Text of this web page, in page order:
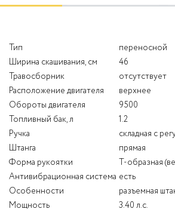
Тип
переносной
Ширина скашивания, см
46
Травосборник
отсутствует
Расположение двигателя
верхнее
Обороты двигателя
9500
Топливный бак, л
1.2
Ручка
складная с
Штанга
прямая
Форма рукоятки
Т-образная
Антивибрационная система есть
Особенности
разъемная
Мощность
3.40 л.с.